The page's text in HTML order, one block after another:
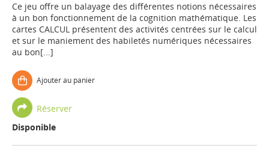
Ce jeu offre un balayage des différentes notions nécessaires
à un bon fonctionnement de la cognition mathématique. Les
cartes CALCUL présentent des activités centrées sur le calcul
et sur le maniement des habiletés numériques nécessaires
au bon[...]
Ajouter au panier
Réserver
Disponible